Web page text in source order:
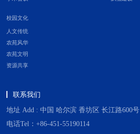
校园文化
人文传统
农苑风华
农苑文明
资源共享
联系我们
地址 Add : 中国 哈尔滨 香坊区 长江路600号
电话Tel：+86-451-55190114